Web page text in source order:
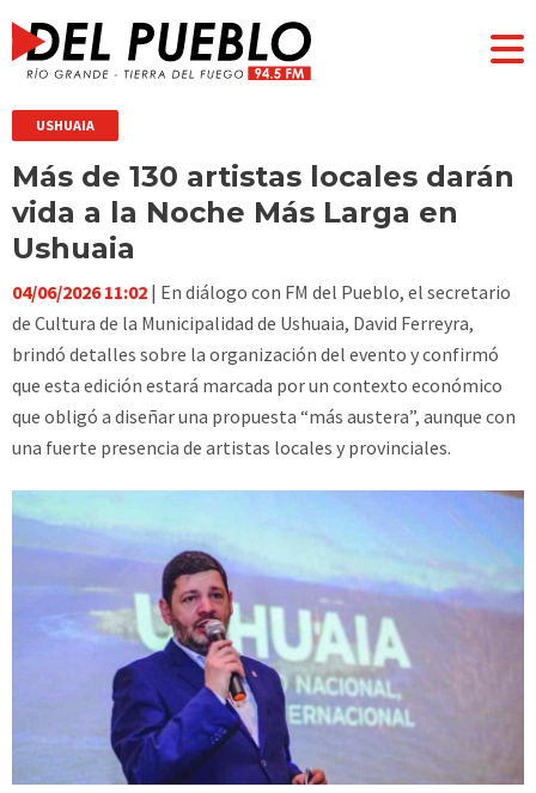
USHUAIA
Más de 130 artistas locales darán
vida a la Noche Más Larga en
Ushuaia
04/06/2026 11:02 | En diálogo con FM del Pueblo, el secretario
de Cultura de la Municipalidad de Ushuaia, David Ferreyra,
brindó detalles sobre la organización del evento y confirmó
que esta edición estará marcada por un contexto económico
que obligó a diseñar una propuesta “más austera”, aunque con
una fuerte presencia de artistas locales y provinciales.